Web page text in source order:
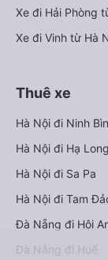
Xe đi Hải Phòng
Xe đi Vinh từ Hà
Thuê xe
Hà Nội đi Ninh
Hà Nội đi Hạ Long
Hà Nội đi Sa Pa
Hà Nội đi Tam
Đà Nẵng đi Hội
Đà Nẵng đi Huế